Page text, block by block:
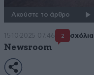
Ακούστε το άρθρο
15·10·2025 07:46 2 σχόλια
Newsroom